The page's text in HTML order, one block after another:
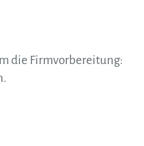
die Firmvorbereitung: